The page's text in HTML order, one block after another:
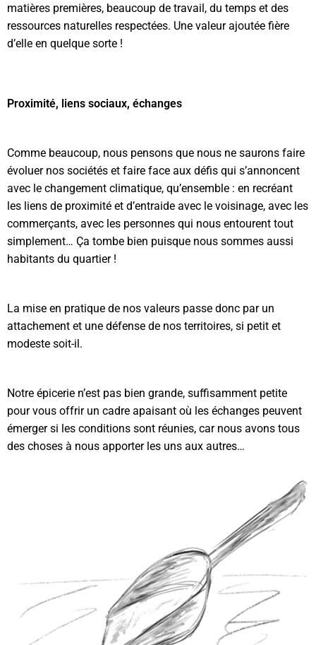
matières premières, beaucoup de travail, du temps et des
ressources naturelles respectées. Une valeur ajoutée fière
d’elle en quelque sorte !
Proximité, liens sociaux, échanges
Comme beaucoup, nous pensons que nous ne saurons faire
évoluer nos sociétés et faire face aux défis qui s’annoncent
avec le changement climatique, qu’ensemble : en recréant
les liens de proximité et d’entraide avec le voisinage, avec les
commerçants, avec les personnes qui nous entourent tout
simplement… Ça tombe bien puisque nous sommes aussi
habitants du quartier !
La mise en pratique de nos valeurs passe donc par un
attachement et une défense de nos territoires, si petit et
modeste soit-il.
Notre épicerie n’est pas bien grande, suffisamment petite
pour vous offrir un cadre apaisant où les échanges peuvent
émerger si les conditions sont réunies, car nous avons tous
des choses à nous apporter les uns aux autres…